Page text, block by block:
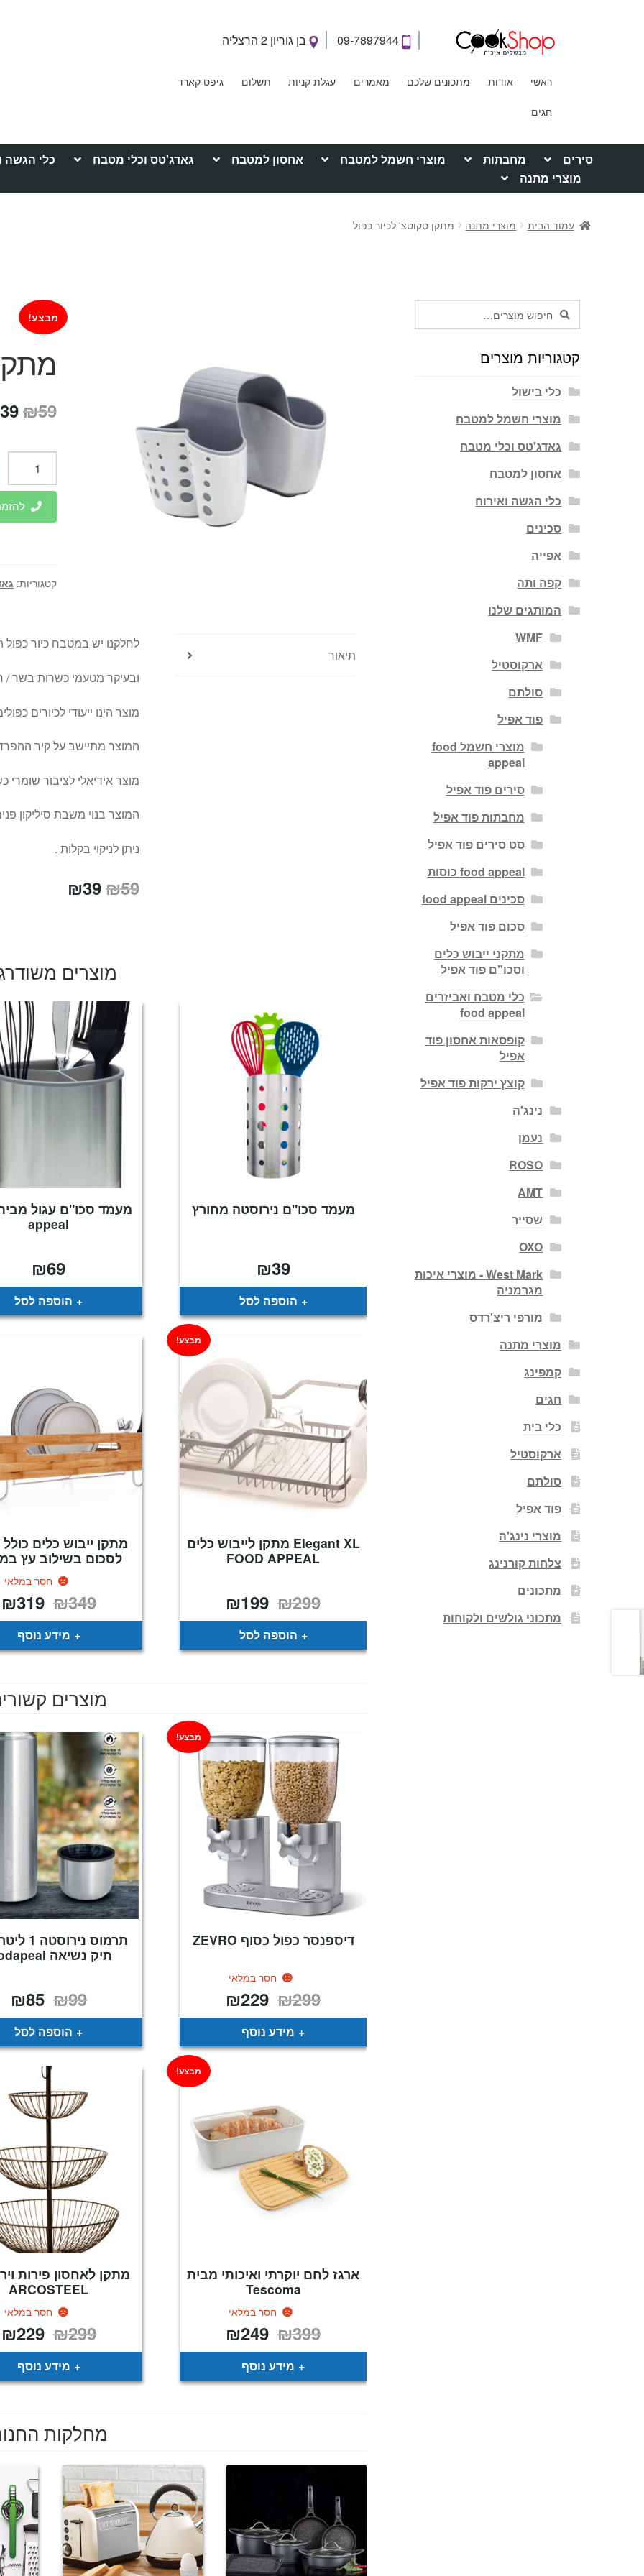
09-7897944 בן גוריון 2 הרצליה
ראשי אודות מתכונים שלכם מאמרים עגלת קניות תשלום גיפט קארד
חגים
סירים מחבתות מוצרי חשמל למטבח אחסון למטבח גאדג'טס וכלי מטבח כלי הגשה
מוצרי מתנה
עמוד הבית מוצרי מתנה מתקן סקוטצ' לכיור כפול
מבצע!
₪59
היה:
39
מתקן
סקוטצ'
קטגוריות:
תיאור
לחלקנו יש במטבח כיור
ובעיקר מטעמי כשרות בשר /
מוצר הינו ייעודי לכיורים
המוצר מתיישב על קיר
מוצר אידיאלי לציבור שומרי
המוצר בנוי משבת סיליקון
ניתן לניקוי בקלות .
₪59
המחיר
₪59.
₪39
₪39.מוצרים
מעמד סכו"ם נירוסטה מחורץ
₪39
הוספה לסל
appeal
₪69
הוספה לסל
Elegant XL מתקן לייבוש כלים
FOOD APPEAL
מבצע!
₪299 המחיר
המקורי
היה:
₪299.
₪199
הוא:
הוספה לסל
מתקן ייבוש כלים
לסכום בשילוב עץ
חסר במלאי
₪349 המחיר
המקורי
היה:
₪319
מידע נוסף
מוצרים
דיספנסר כפול כסוף ZEVRO
חסר במלאי
מבצע!
₪299 המחיר
המקורי
היה:
₪229
הוא:
מידע נוסף
תרמוס
תיק נשיאה foodapeal
₪99 המחיר
המקורי
היה:
₪85
הוספה לסל
ארגז לחם יוקרתי ואיכותי מבית
Tescoma
חסר במלאי
מבצע!
₪399 המחיר
המקורי
היה:
₪249
הוא:
מידע נוסף
מתקן לאחסון פירות
ARCOSTEEL
חסר במלאי
₪299 המחיר
המקורי
היה:
₪229
מידע נוסף
מחלקות
חיפוש
עבור:
חיפוש
קטגוריות מוצרים
כלי בישול
מוצרי חשמל למטבח
גאדג'טס וכלי מטבח
אחסון למטבח
כלי הגשה ואירוח
סכינים
אפייה
קפה ותה
המותגים שלנו
WMF
ארקוסטיל
סולתם
פוד אפיל
מוצרי חשמל food
appeal
סירים פוד אפיל
מחבתות פוד אפיל
סט סירים פוד אפיל
food appeal כוסות
סכינים food appeal
סכום פוד אפיל
מתקני ייבוש כלים
וסכו"ם פוד אפיל
כלי מטבח ואביזרים
food appeal
קופסאות אחסון פוד
אפיל
קוצץ ירקות פוד אפיל
נינג'ה
נעמן
ROSO
AMT
שסייר
OXO
West Mark - מוצרי איכות
מגרמניה
מורפי ריצ'רדס
מוצרי מתנה
קמפינג
חגים
כלי בית
ארקוסטיל
סולתם
פוד אפיל
מוצרי נינג'ה
צלחות קורנינג
מתכונים
מתכוני גולשים ולקוחות